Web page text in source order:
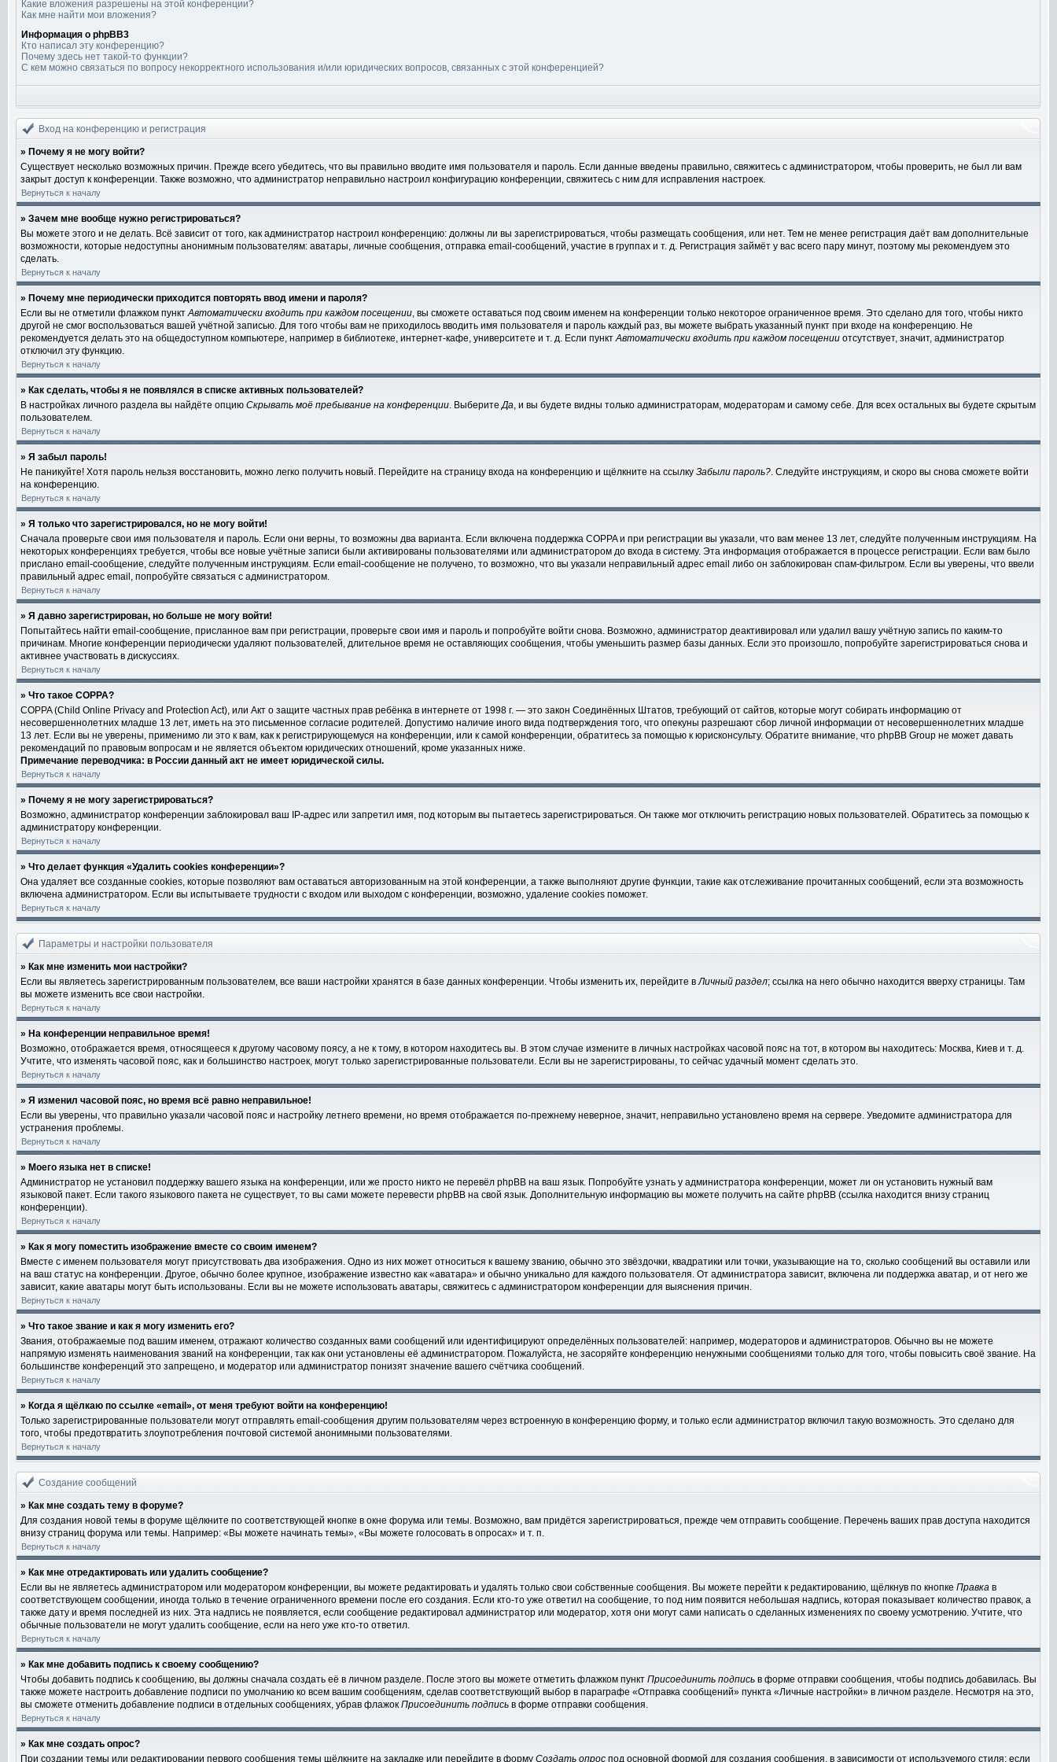
Какие вложения разрешены на этой конференции?
Как мне найти мои вложения?
Информация о phpBB3
Кто написал эту конференцию?
Почему здесь нет такой-то функции?
С кем можно связаться по вопросу некорректного использования и/или юридических вопросов, связанных с этой конференцией?
Вход на конференцию и регистрация
» Почему я не могу войти?
Существует несколько возможных причин. Прежде всего убедитесь, что вы правильно вводите имя пользователя и пароль. Если данные введены правильно, свяжитесь с администратором, чтобы проверить, не был ли вам
закрыт доступ к конференции. Также возможно, что администратор неправильно настроил конфигурацию конференции, свяжитесь с ним для исправления настроек.
Вернуться к началу
» Зачем мне вообще нужно регистрироваться?
Вы можете этого и не делать. Всё зависит от того, как администратор настроил конференцию: должны ли вы зарегистрироваться, чтобы размещать сообщения, или нет. Тем не менее регистрация даёт вам дополнительные
возможности, которые недоступны анонимным пользователям: аватары, личные сообщения, отправка email-сообщений, участие в группах и т. д. Регистрация займёт у вас всего пару минут, поэтому мы рекомендуем это
сделать.
Вернуться к началу
» Почему мне периодически приходится повторять ввод имени и пароля?
Если вы не отметили флажком пунктАвтоматически входить при каждом посещении, вы сможете оставаться под своим именем на конференции только некоторое ограниченное время. Это сделано для того, чтобы никто
другой не смог воспользоваться вашей учётной записью. Для того чтобы вам не приходилось вводить имя пользователя и пароль каждый раз, вы можете выбрать указанный пункт при входе на конференцию. Не
рекомендуется делать это на общедоступном компьютере, например в библиотеке, интернет-кафе, университете и т. д. Если пунктАвтоматически входить при каждом посещении отсутствует, значит, администратор
отключил эту функцию.
Вернуться к началу
» Как сделать, чтобы я не появлялся в списке активных пользователей?
В настройках личного раздела вы найдёте опцию Скрывать моё пребывание на конференции. ВыберитеДа, и вы будете видны только администраторам, модераторам и самому себе. Для всех остальных вы будете скрытым
пользователем.
Вернуться к началу
» Я забыл пароль!
Не паникуйте! Хотя пароль нельзя восстановить, можно легко получить новый. Перейдите на страницу входа на конференцию и щёлкните на ссылку Забыли пароль?. Следуйте инструкциям, и скоро вы снова сможете войти
на конференцию.
Вернуться к началу
» Я только что зарегистрировался, но не могу войти!
Сначала проверьте свои имя пользователя и пароль. Если они верны, то возможны два варианта. Если включена поддержка COPPA и при регистрации вы указали, что вам менее 13 лет, следуйте полученным инструкциям. На
некоторых конференциях требуется, чтобы все новые учётные записи были активированы пользователями или администратором до входа в систему. Эта информация отображается в процессе регистрации. Если вам было
прислано email-сообщение, следуйте полученным инструкциям. Если email-сообщение не получено, то возможно, что вы указали неправильный адрес email либо он заблокирован спам-фильтром. Если вы уверены, что ввели
правильный адрес email, попробуйте связаться с администратором.
Вернуться к началу
» Я давно зарегистрирован, но больше не могу войти!
Попытайтесь найти email-сообщение, присланное вам при регистрации, проверьте свои имя и пароль и попробуйте войти снова. Возможно, администратор деактивировал или удалил вашу учётную запись по каким-то
причинам. Многие конференции периодически удаляют пользователей, длительное время не оставляющих сообщения, чтобы уменьшить размер базы данных. Если это произошло, попробуйте зарегистрироваться снова и
активнее участвовать в дискуссиях.
Вернуться к началу
» Что такое COPPA?
COPPA (Child Online Privacy and Protection Act), или Акт о защите частных прав ребёнка в интернете от 1998 г. — это закон Соединённых Штатов, требующий от сайтов, которые могут собирать информацию от
несовершеннолетних младше 13 лет, иметь на это письменное согласие родителей. Допустимо наличие иного вида подтверждения того, что опекуны разрешают сбор личной информации от несовершеннолетних младше
13 лет. Если вы не уверены, применимо ли это к вам, как к регистрирующемуся на конференции, или к самой конференции, обратитесь за помощью к юрисконсульту. Обратите внимание, что phpBB Group не может давать
рекомендаций по правовым вопросам и не является объектом юридических отношений, кроме указанных ниже.
Примечание переводчика: в России данный акт не имеет юридической силы.
Вернуться к началу
» Почему я не могу зарегистрироваться?
Возможно, администратор конференции заблокировал ваш IP-адрес или запретил имя, под которым вы пытаетесь зарегистрироваться. Он также мог отключить регистрацию новых пользователей. Обратитесь за помощью к
администратору конференции.
Вернуться к началу
» Что делает функция «Удалить cookies конференции»?
Она удаляет все созданные cookies, которые позволяют вам оставаться авторизованным на этой конференции, а также выполняют другие функции, такие как отслеживание прочитанных сообщений, если эта возможность
включена администратором. Если вы испытываете трудности с входом или выходом с конференции, возможно, удаление cookies поможет.
Вернуться к началу
Параметры и настройки пользователя
» Как мне изменить мои настройки?
Если вы являетесь зарегистрированным пользователем, все ваши настройки хранятся в базе данных конференции. Чтобы изменить их, перейдите вЛичный раздел; ссылка на него обычно находится вверху страницы. Там
вы можете изменить все свои настройки.
Вернуться к началу
» На конференции неправильное время!
Возможно, отображается время, относящееся к другому часовому поясу, а не к тому, в котором находитесь вы. В этом случае измените в личных настройках часовой пояс на тот, в котором вы находитесь: Москва, Киев и т. д.
Учтите, что изменять часовой пояс, как и большинство настроек, могут только зарегистрированные пользователи. Если вы не зарегистрированы, то сейчас удачный момент сделать это.
Вернуться к началу
» Я изменил часовой пояс, но время всё равно неправильное!
Если вы уверены, что правильно указали часовой пояс и настройку летнего времени, но время отображается по-прежнему неверное, значит, неправильно установлено время на сервере. Уведомите администратора для
устранения проблемы.
Вернуться к началу
» Моего языка нет в списке!
Администратор не установил поддержку вашего языка на конференции, или же просто никто не перевёл phpBB на ваш язык. Попробуйте узнать у администратора конференции, может ли он установить нужный вам
языковой пакет. Если такого языкового пакета не существует, то вы сами можете перевести phpBB на свой язык. Дополнительную информацию вы можете получить на сайте phpBB (ссылка находится внизу страниц
конференции).
Вернуться к началу
» Как я могу поместить изображение вместе со своим именем?
Вместе с именем пользователя могут присутствовать два изображения. Одно из них может относиться к вашему званию, обычно это звёздочки, квадратики или точки, указывающие на то, сколько сообщений вы оставили или
на ваш статус на конференции. Другое, обычно более крупное, изображение известно как «аватара» и обычно уникально для каждого пользователя. От администратора зависит, включена ли поддержка аватар, и от него же
зависит, какие аватары могут быть использованы. Если вы не можете использовать аватары, свяжитесь с администратором конференции для выяснения причин.
Вернуться к началу
» Что такое звание и как я могу изменить его?
Звания, отображаемые под вашим именем, отражают количество созданных вами сообщений или идентифицируют определённых пользователей: например, модераторов и администраторов. Обычно вы не можете
напрямую изменять наименования званий на конференции, так как они установлены её администратором. Пожалуйста, не засоряйте конференцию ненужными сообщениями только для того, чтобы повысить своё звание. На
большинстве конференций это запрещено, и модератор или администратор понизят значение вашего счётчика сообщений.
Вернуться к началу
» Когда я щёлкаю по ссылке «email», от меня требуют войти на конференцию!
Только зарегистрированные пользователи могут отправлять email-сообщения другим пользователям через встроенную в конференцию форму, и только если администратор включил такую возможность. Это сделано для
того, чтобы предотвратить злоупотребления почтовой системой анонимными пользователями.
Вернуться к началу
Создание сообщений
» Как мне создать тему в форуме?
Для создания новой темы в форуме щёлкните по соответствующей кнопке в окне форума или темы. Возможно, вам придётся зарегистрироваться, прежде чем отправить сообщение. Перечень ваших прав доступа находится
внизу страниц форума или темы. Например: «Вы можете начинать темы», «Вы можете голосовать в опросах» и т. п.
Вернуться к началу
» Как мне отредактировать или удалить сообщение?
Если вы не являетесь администратором или модератором конференции, вы можете редактировать и удалять только свои собственные сообщения. Вы можете перейти к редактированию, щёлкнув по кнопке Правка в
соответствующем сообщении, иногда только в течение ограниченного времени после его создания. Если кто-то уже ответил на сообщение, то под ним появится небольшая надпись, которая показывает количество правок, а
также дату и время последней из них. Эта надпись не появляется, если сообщение редактировал администратор или модератор, хотя они могут сами написать о сделанных изменениях по своему усмотрению. Учтите, что
обычные пользователи не могут удалить сообщение, если на него уже кто-то ответил.
Вернуться к началу
» Как мне добавить подпись к своему сообщению?
Чтобы добавить подпись к сообщению, вы должны сначала создать её в личном разделе. После этого вы можете отметить флажком пункт Присоединить подпись в форме отправки сообщения, чтобы подпись добавилась. Вы
также можете настроить добавление подписи по умолчанию ко всем вашим сообщениям, сделав соответствующий выбор в параграфе «Отправка сообщений» пункта «Личные настройки» в личном разделе. Несмотря на это,
вы сможете отменить добавление подписи в отдельных сообщениях, убрав флажок Присоединить подпись в форме отправки сообщения.
Вернуться к началу
» Как мне создать опрос?
При создании темы или редактировании первого сообщения темы щёлкните на закладке или перейдите в форму Создать опрос под основной формой для создания сообщения, в зависимости от используемого стиля; если